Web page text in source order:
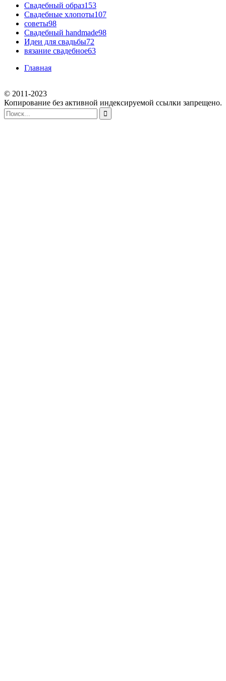
Свадебный образ153
Свадебные хлопоты107
советы98
Свадебный handmade98
Идеи для свадьбы72
вязание свадебное63
Главная
© 2011-2023
Копирование без активной индексируемой ссылки запрещено.